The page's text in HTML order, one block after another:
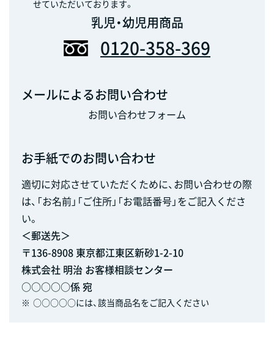
せていただいております。
乳児・幼児用商品
0120-358-369
メールによるお問い合わせ
お問い合わせフォーム
お手紙でのお問い合わせ
適切に対応させていただくために、お問い合わせの際
は、「お名前」「ご住所」「お電話番号」をご記入くださ
い。
＜郵送先＞
〒136-8908 東京都江東区新砂1-2-10
株式会社 明治 お客様相談センター
○○○○○係 宛
※ ○○○○○には、該当商品名をご記入ください